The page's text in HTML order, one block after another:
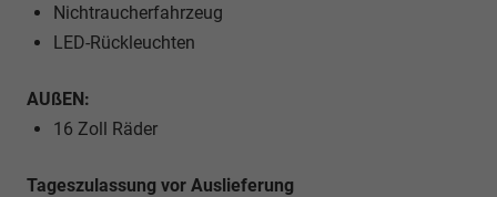
Nichtraucherfahrzeug
LED-Rückleuchten
AUßEN:
16 Zoll Räder
Tageszulassung vor Auslieferung